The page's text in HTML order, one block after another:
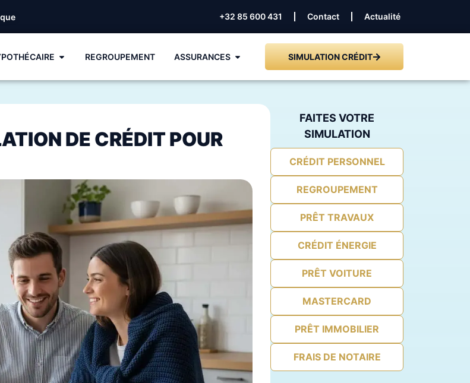
+32 85 600 431 Contact Actualité
REGROUPEMENT ASSURANCES SIMULATION CRÉDIT
DE CRÉDIT POUR
FAITES VOTRE
SIMULATION
CRÉDIT PERSONNEL
REGROUPEMENT
PRÊT TRAVAUX
CRÉDIT ÉNERGIE
PRÊT VOITURE
MASTERCARD
PRÊT IMMOBILIER
FRAIS DE NOTAIRE